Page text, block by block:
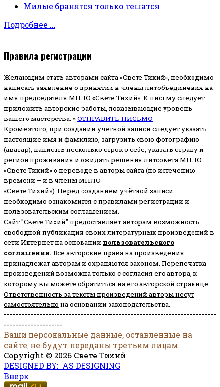
Милые бранятся только тешатся
Подробнее ...
Правила регистрации
Желающим стать авторами сайта «Свете Тихий», необходимо
написать заявление о принятии в члены литобъединения на
имя председателя МПЛО «Свете Тихий». К письму следует
приложить авторские работы, показывающие уровень
вашего мастерства. »ОТПРАВИТЬ ПИСЬМО
Кроме этого, при создании учетной записи следует указать
настоящие имя и фамилию, загрузить свою фотографию
(аватар), написать несколько строк о себе, указать страну и
регион проживания и ожидать решения литсовета МПЛО
«Свете Тихий» о переводе в авторы сайта (по истечению
времени – и в члены МПЛО
«Свете Тихий»). Перед созданием учётной записи
необходимо ознакомится с правилами регистрации и
пользовательским соглашением.
Сайт "Свете Тихий" предоставляет авторам возможность
свободной публикации своих литературных произведений в
сети Интернет на основании пользовательского
соглашения. Все авторские права на произведения
принадлежат авторам и охраняются законом. Перепечатка
произведений возможна только с согласия его автора, к
которому вы можете обратиться на его авторской странице.
Ответственность за тексты произведений авторы несут
самостоятельно на основании законодательства.
------------------------------------------------------------------------
--------------------
Ваши персональные данные, оставленные на
сайте, не будут переданы третьим лицам.
Copyright © 2026 Свете Тихий
DESIGNED BY: AS DESIGNING
Вверх